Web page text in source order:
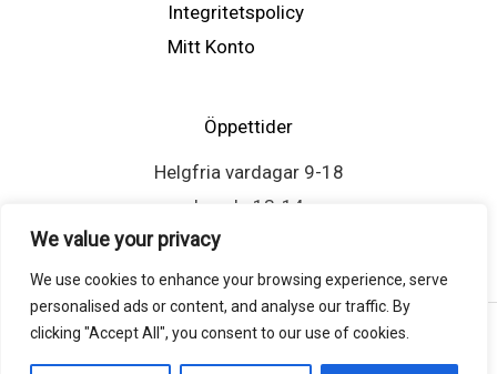
We value your privacy
We use cookies to enhance your browsing experience, serve
personalised ads or content, and analyse our traffic. By
clicking "Accept All", you consent to our use of cookies.
Integritetspolicy
Mitt Konto
Öppettider
Helgfria vardagar 9-18
Lunch: 13-14
Copyright © 2026 Atlasscreen.se